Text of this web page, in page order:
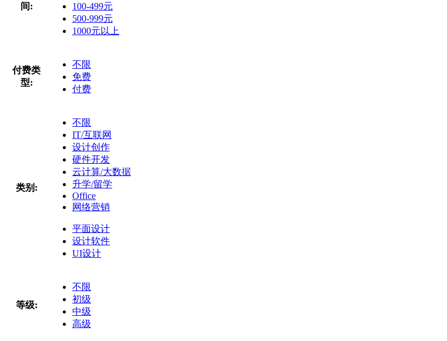
间:
100-499元
500-999元
1000元以上
付费类
型:
不限
免费
付费
类别:
不限
IT/互联网
设计创作
硬件开发
云计算/大数据
升学/留学
Office
网络营销
平面设计
设计软件
UI设计
等级:
不限
初级
中级
高级